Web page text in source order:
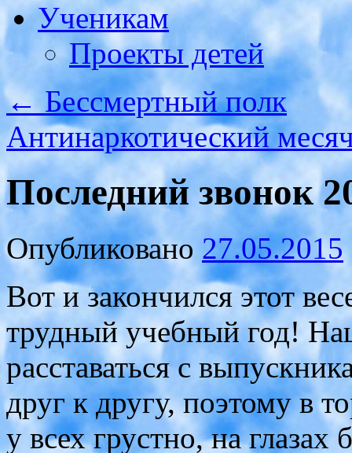
Ученикам
Проекты детей
←Бессмертный полк
Антинаркотический
Последний звонок
Опубликовано 27.05.2015
Вот и закончился этот
трудный учебный год!
расставаться с
друг к другу, поэтому в
у всех грустно, на